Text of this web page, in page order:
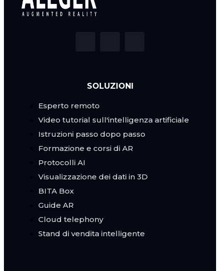
SOLUZIONI
Esperto remoto
Video tutorial sull'intelligenza artificiale
Istruzioni passo dopo passo
Formazione e corsi di AR
Protocolli AI
Visualizzazione dei dati in 3D
BITA Box
Guide AR
Cloud telephony
Stand di vendita intelligente